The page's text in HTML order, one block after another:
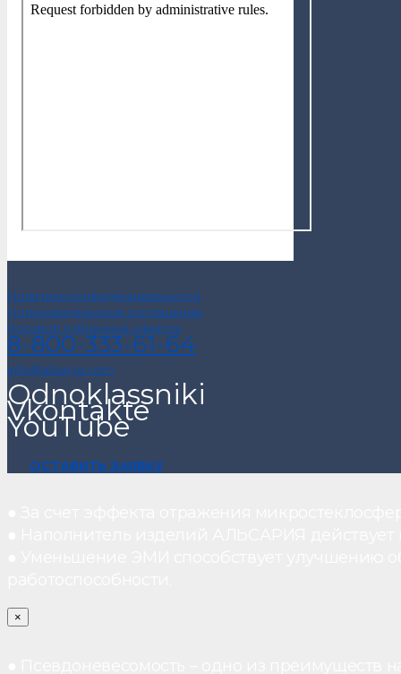
Политика конфиденциальности
Пользовательское соглашение
Договор публичной оферты
8-800-333-61-64
info@alsariya.com
Odnoklassniki
Vkontakte
YouTube
ОСТАВИТЬ ЗАЯВКУ
×